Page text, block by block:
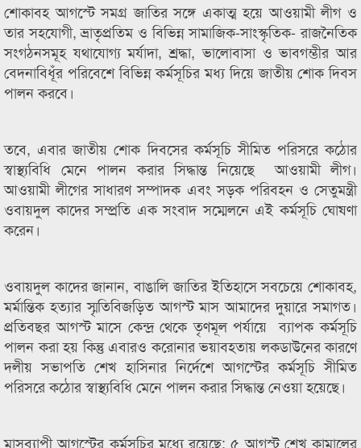
শোকাবহ আগস্টে সমগ্র জাতির সঙ্গে একাত্ম হয়ে আওয়ামী লীগ ও
তার সহযোগী, ভ্রাতৃপ্রতিম ও বিভিন্ন সামাজিক-সাংস্কৃতিক- রাজনৈতিক
সংগঠনসমূহ যথাযোগ্য মর্যাদা, শ্রদ্ধা, ভালোবাসা ও ভাবগম্ভীর আর
বেদনাবিধূঁর পরিবেশে বিভিন্ন কর্মসূচির মধ্য দিয়ে জাতীয় শোক দিবস
পালন করবে।
তবে, এবার জাতীয় শোক দিবসের কর্মসূচি সীমিত পরিসরে কঠোর
স্বাস্থ্যবিধি মেনে পালন করার সিদ্ধান্ত নিয়েছে আওয়ামী লীগ।
আওয়ামী লীগের সাধারণ সম্পাদক এবং সড়ক পরিবহন ও সেতুমন্ত্রী
ওবায়দুল কাদের সম্প্রতি এক সংবাদ সম্মেলনে এই কর্মসূচি ঘোষণা
করেন।
ওবায়দুল কাদের জানান, বাঙালি জাতির ইতিহাসে সবচেয়ে শোকাবহ,
মর্মান্তিক হত্যার স্মৃতিবিজড়িত আগস্ট মাস আমাদের দুয়ারে সমাগত।
প্রতিবছর আগস্ট মাসে কেন্দ্র থেকে তৃণমূল পর্যায়ে ব্যাপক কর্মসূচি
পালন করা হয় কিন্তু এবারও করোনার ভয়াবহতায় লকডাউনের কারণে
দলীয় সভাপতি শেখ হাসিনার নির্দেশে আগস্টের কর্মসূচি সীমিত
পরিসরে কঠোর স্বাস্থ্যবিধি মেনে পালন করার সিদ্ধান্ত নেওয়া হয়েছে।
মাসব্যাপী আগস্টের কর্মসূচির মধ্যে রয়েছে: ৫ আগস্ট শেখ কামালের